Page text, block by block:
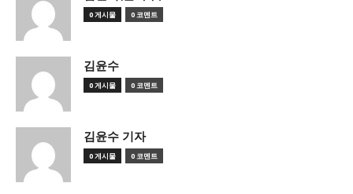
0 게시물 0 코멘트
김윤수
0 게시물 0 코멘트
김윤수 기자
0 게시물 0 코멘트